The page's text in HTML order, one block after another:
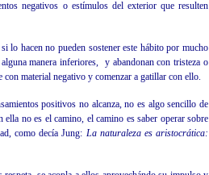
negativos o estímulos del exterior que resulten
lo hacen no pueden sostener este hábito por mucho
manera inferiores, y abandonan con tristeza o
con material negativo y comenzar a gatillar con ello.
positivos no alcanza, no es algo sencillo de
no es el camino, el camino es saber operar sobre
como decía Jung: La naturaleza es aristocrática: